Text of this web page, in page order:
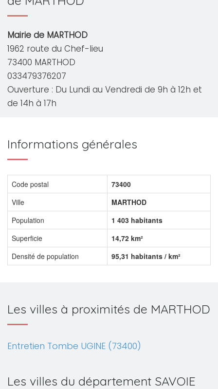
Mairie de MARTHOD
1962 route du Chef-lieu
73400 MARTHOD
033479376207
Ouverture : Du Lundi au Vendredi de 9h à 12h et
de 14h à 17h
Informations générales
Code postal
73400
Ville
MARTHOD
Population
1 403 habitants
Superficie
14,72 km²
Densité de population
95,31 habitants / km²
Les villes à proximités de MARTHOD
Entretien Tombe UGINE (73400)
Les villes du département SAVOIE